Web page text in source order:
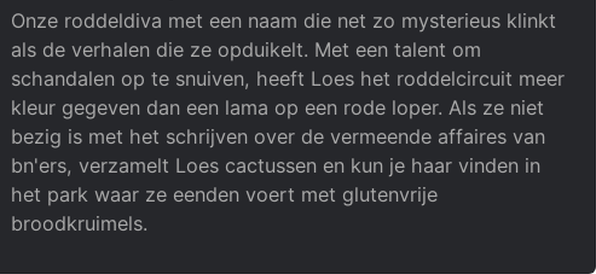
Onze roddeldiva met een naam die net zo mysterieus klinkt
als de verhalen die ze opduikelt. Met een talent om
schandalen op te snuiven, heeft Loes het roddelcircuit meer
kleur gegeven dan een lama op een rode loper. Als ze niet
bezig is met het schrijven over de vermeende affaires van
bn'ers, verzamelt Loes cactussen en kun je haar vinden in
het park waar ze eenden voert met glutenvrije
broodkruimels.